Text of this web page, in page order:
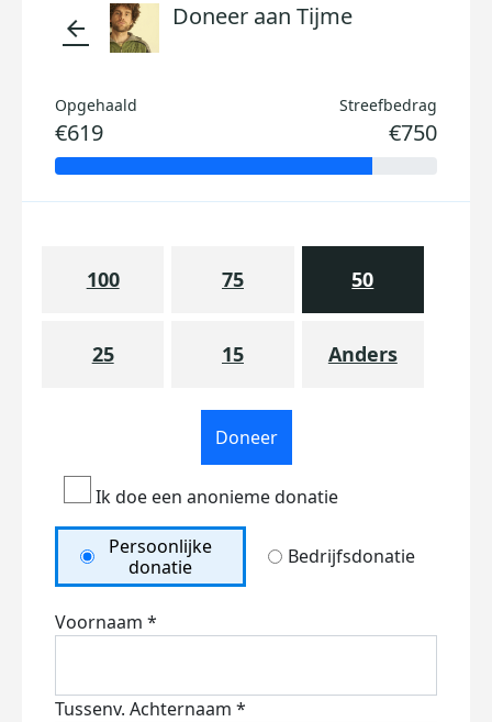
arrow_back Doneer aan Tijme
Opgehaald
€619
Streefbedrag
€750
100 75 50
25 15 Anders
Doneer
Ik doe een anonieme donatie
Persoonlijke
donatie
Bedrijfsdonatie
Voornaam *
Tussenv. Achternaam *